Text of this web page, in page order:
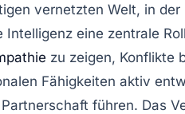
vernetzten Welt, in der
eine zentrale
zu zeigen, Konflikte
Fähigkeiten aktiv
führen. Das